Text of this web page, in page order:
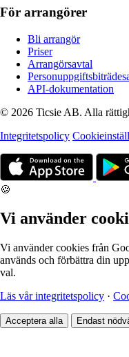
För arrangörer
Bli arrangör
Priser
Arrangörsavtal
API-dokumentation
© 2026 Ticsie AB. Alla
Integritetspolicy
🍪
Vi använder
Vi använder cookies från
används och förbättra din
val.
Läs vår integritetspolicy ·
Acceptera alla Endast